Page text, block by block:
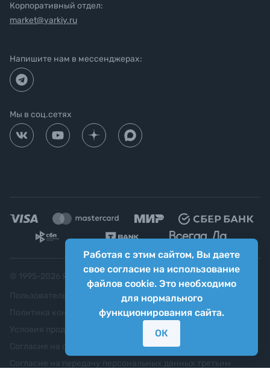
Работая с этим сайтом, Вы даете
свое согласие на использование
файлов cookie. Это необходимо
для нормального
функционирования сайта.
ОК
Корпоративный отдел:
market@yarkiy.ru
Напишите нам в мессенджерах:
Мы в соц.сетях
Яркий фотомаркет ("Яркий Мир")
Пользовательское соглашение
Политика конфиденциальности
Согласие на обработку персональных данных
Согласие на передачу персональных данных третьим